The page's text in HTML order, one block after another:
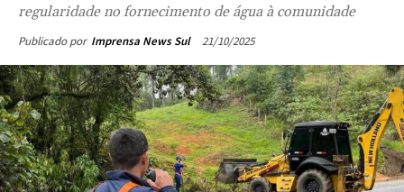
regularidade no fornecimento de água à comunidade
Publicado por Imprensa News Sul 21/10/2025